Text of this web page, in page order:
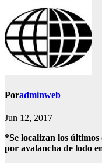
Poradminweb
Jun 12, 2017
​*Se localizan los últimos
por avalancha de lodo